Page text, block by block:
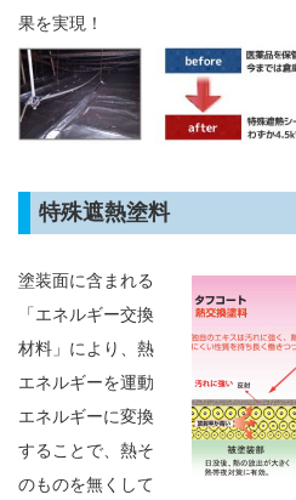
果を実現！
特殊遮熱塗料
塗装面に含まれる
「エネルギー交換
材料」により、熱
エネルギーを運動
エネルギーに変換
することで、熱そ
のものを無くして